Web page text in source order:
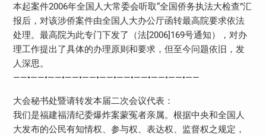
本起案件2006年全国人大常委会听取“全国侨务执法大检查”汇
报后，对该涉侨案件由全国人大办公厅函转最高院要求依法
处理。最高院为此专门下发了（法[2006]169号通知），对办
理工作提出了具体的办理原则和要求，但至今问题依旧，发
人深思。
——•——•——•——•——•——•——•——•——•——•——
大会秘书处暨请转发本届二次会议代表：
我们是福建福清纪委爆炸案蒙冤者亲属。根据中央和全国人
大发布的公民有知情权、参与权、表达权、监督权之规定，